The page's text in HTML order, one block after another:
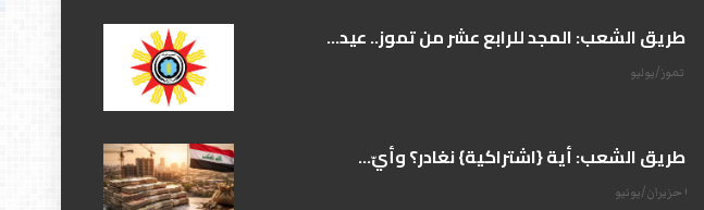
على طريق الشعب: المجد للرابع عشر من تموز.. عيد...
على طريق الشعب: أية {اشتراكية} نغادر؟ وأيّ...
07 حزيران/يونيو